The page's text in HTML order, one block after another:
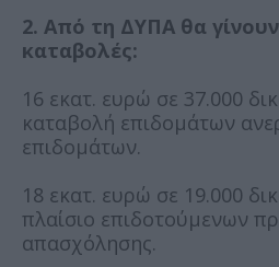
2. Από τη ΔΥΠΑ θα γίνουν
καταβολές:
16 εκατ. ευρώ σε 37.000
καταβολή επιδομάτων
επιδομάτων.
18 εκατ. ευρώ σε 19.000
πλαίσιο επιδοτούμενων
απασχόλησης.